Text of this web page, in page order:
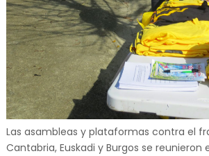
Las asambleas y plataformas contra el
Cantabria, Euskadi y Burgos se reunieron